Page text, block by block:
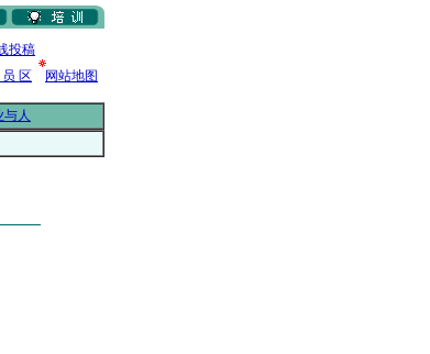
投稿
区
网站地图
与人